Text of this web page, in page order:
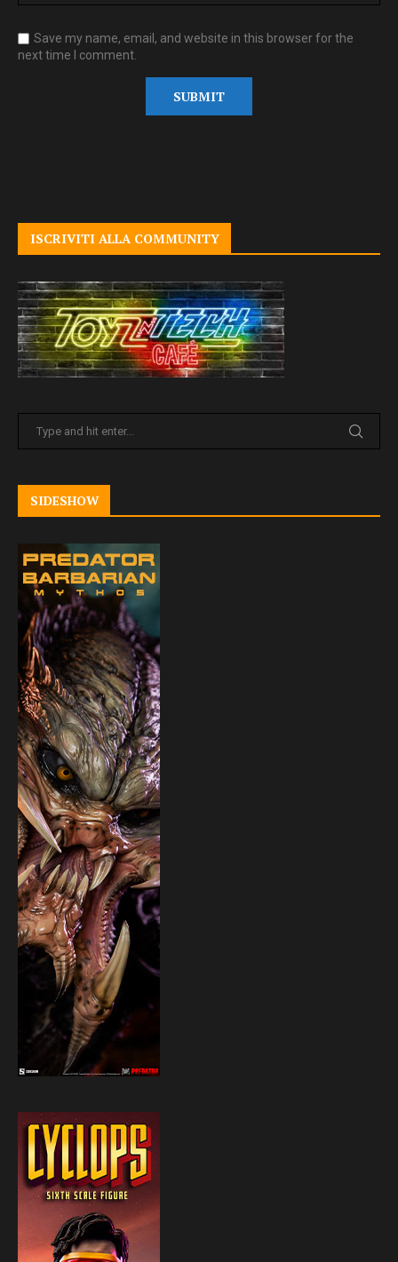
Save my name, email, and website in this browser for the
next time I comment.
ISCRIVITI ALLA COMMUNITY
SIDESHOW